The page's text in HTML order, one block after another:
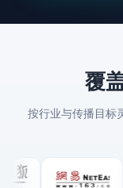
覆
按行业与传播目标